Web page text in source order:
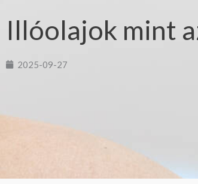
Illóolajok mint
2025-09-27